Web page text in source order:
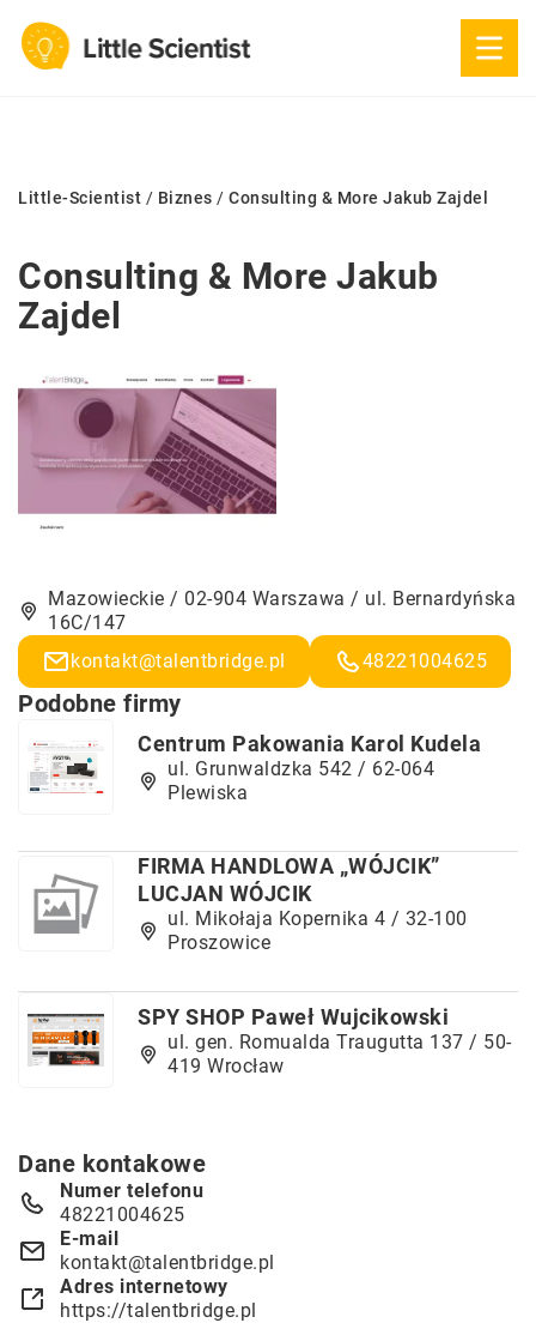
Little-Scientist / Biznes / Consulting & More Jakub Zajdel
Consulting & More Jakub
Zajdel
Mazowieckie / 02-904 Warszawa / ul. Bernardyńska
16C/147
kontakt@talentbridge.pl
48221004625
Podobne firmy
Centrum Pakowania Karol Kudela
ul. Grunwaldzka 542 / 62-064
Plewiska
FIRMA HANDLOWA „WÓJCIK”
LUCJAN WÓJCIK
ul. Mikołaja Kopernika 4 / 32-100
Proszowice
SPY SHOP Paweł Wujcikowski
ul. gen. Romualda Traugutta 137 / 50-
419 Wrocław
Dane kontakowe
Numer telefonu
48221004625
E-mail
kontakt@talentbridge.pl
Adres internetowy
https://talentbridge.pl